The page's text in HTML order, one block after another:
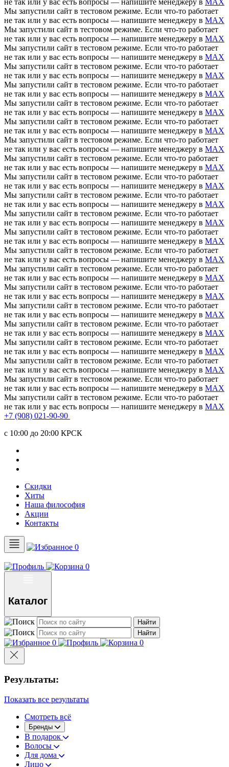
не так или у вас есть вопросы — напишите менеджеру в MAX
Мы запустили сайт в тестовом режиме. Если что-то работает
не так или у вас есть вопросы — напишите менеджеру в MAX
Мы запустили сайт в тестовом режиме. Если что-то работает
не так или у вас есть вопросы — напишите менеджеру в MAX
Мы запустили сайт в тестовом режиме. Если что-то работает
не так или у вас есть вопросы — напишите менеджеру в MAX
Мы запустили сайт в тестовом режиме. Если что-то работает
не так или у вас есть вопросы — напишите менеджеру в MAX
Мы запустили сайт в тестовом режиме. Если что-то работает
не так или у вас есть вопросы — напишите менеджеру в MAX
Мы запустили сайт в тестовом режиме. Если что-то работает
не так или у вас есть вопросы — напишите менеджеру в MAX
Мы запустили сайт в тестовом режиме. Если что-то работает
не так или у вас есть вопросы — напишите менеджеру в MAX
Мы запустили сайт в тестовом режиме. Если что-то работает
не так или у вас есть вопросы — напишите менеджеру в MAX
Мы запустили сайт в тестовом режиме. Если что-то работает
не так или у вас есть вопросы — напишите менеджеру в MAX
Мы запустили сайт в тестовом режиме. Если что-то работает
не так или у вас есть вопросы — напишите менеджеру в MAX
Мы запустили сайт в тестовом режиме. Если что-то работает
не так или у вас есть вопросы — напишите менеджеру в MAX
Мы запустили сайт в тестовом режиме. Если что-то работает
не так или у вас есть вопросы — напишите менеджеру в MAX
Мы запустили сайт в тестовом режиме. Если что-то работает
не так или у вас есть вопросы — напишите менеджеру в MAX
Мы запустили сайт в тестовом режиме. Если что-то работает
не так или у вас есть вопросы — напишите менеджеру в MAX
Мы запустили сайт в тестовом режиме. Если что-то работает
не так или у вас есть вопросы — напишите менеджеру в MAX
Мы запустили сайт в тестовом режиме. Если что-то работает
не так или у вас есть вопросы — напишите менеджеру в MAX
Мы запустили сайт в тестовом режиме. Если что-то работает
не так или у вас есть вопросы — напишите менеджеру в MAX
Мы запустили сайт в тестовом режиме. Если что-то работает
не так или у вас есть вопросы — напишите менеджеру в MAX
Мы запустили сайт в тестовом режиме. Если что-то работает
не так или у вас есть вопросы — напишите менеджеру в MAX
Мы запустили сайт в тестовом режиме. Если что-то работает
не так или у вас есть вопросы — напишите менеджеру в MAX
Мы запустили сайт в тестовом режиме. Если что-то работает
не так или у вас есть вопросы — напишите менеджеру в MAX
Мы запустили сайт в тестовом режиме. Если что-то работает
не так или у вас есть вопросы — напишите менеджеру в MAX
+7 (908) 021-90-90
c 10:00 до 20:00 КРСК
Скидки
Хиты
Наша философия
Акции
Контакты
0
0
Каталог
Найти
Найти
0 0
Результаты:
Показать все результаты
Смотреть всё
Бренды
В подарок
Волосы
Для дома
Лицо